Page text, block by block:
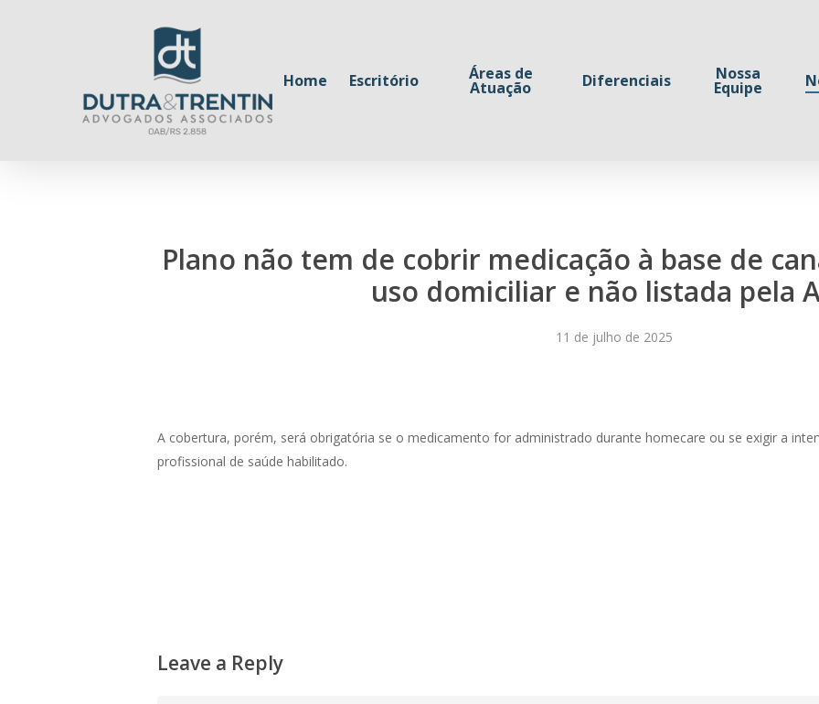
Home Escritório Áreas de
Atuação Diferenciais Nossa
Equipe
Plano não tem de cobrir medicação à base de
uso domiciliar e não listada pela
11 de julho de 2025
A cobertura, porém, será obrigatória se o medicamento for administrado durante homecare ou se exigir a
profissional de saúde habilitado.
Leave a Reply